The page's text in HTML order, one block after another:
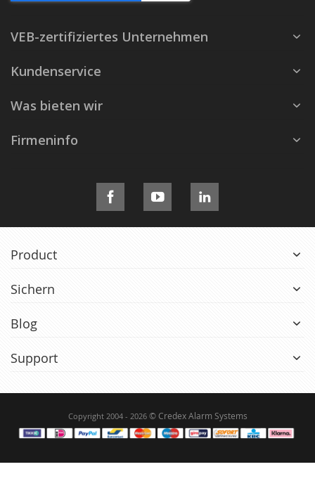
VEB-zertifiziertes Unternehmen
Kundenservice
Was bieten wir
Firmeninfo
Product
Sichern
Blog
Support
Copyright 2004 - 2026 © Credex Alarm Systems